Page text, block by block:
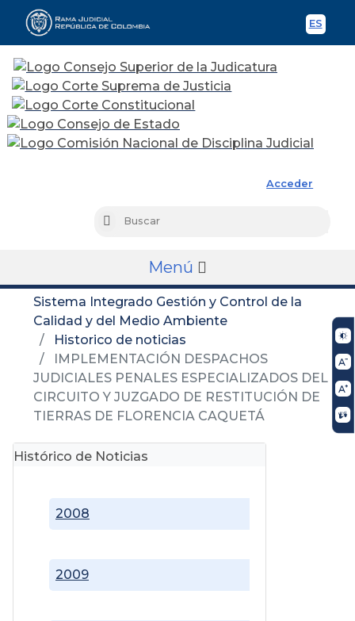
ES
Acceder
Buscar
Menú
Sistema Integrado Gestión y Control de la
Calidad y del Medio Ambiente
Historico de noticias
IMPLEMENTACIÓN DESPACHOS
JUDICIALES PENALES ESPECIALIZADOS DEL
CIRCUITO Y JUZGADO DE RESTITUCIÓN DE
TIERRAS DE FLORENCIA CAQUETÁ
Histórico de Noticias
2008
2009